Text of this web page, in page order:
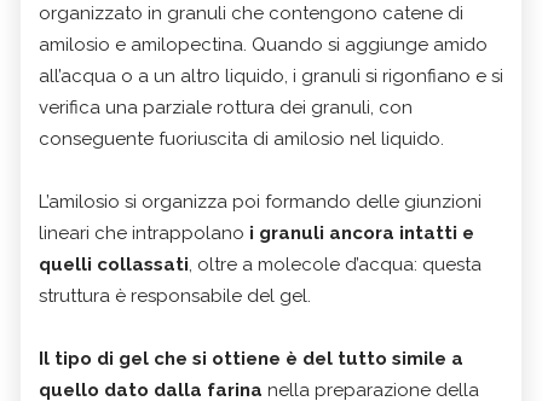
organizzato in granuli che contengono catene di
amilosio e amilopectina. Quando si aggiunge amido
all’acqua o a un altro liquido, i granuli si rigonfiano e si
verifica una parziale rottura dei granuli, con
conseguente fuoriuscita di amilosio nel liquido.
L’amilosio si organizza poi formando delle giunzioni
lineari che intrappolano i granuli ancora intatti e
quelli collassati, oltre a molecole d’acqua: questa
struttura è responsabile del gel.
Il tipo di gel che si ottiene è del tutto simile a
quello dato dalla farina nella preparazione della